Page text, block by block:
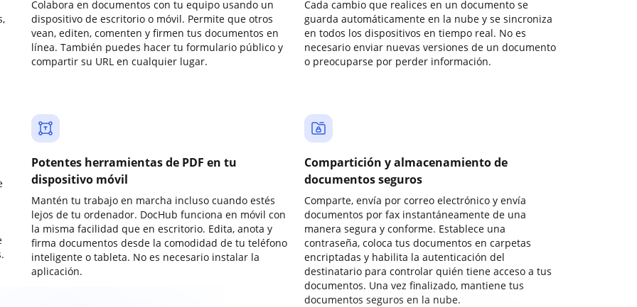
Colabora en documentos con tu equipo usando un
dispositivo de escritorio o móvil. Permite que otros
vean, editen, comenten y firmen tus documentos en
línea. También puedes hacer tu formulario público y
compartir su URL en cualquier lugar.
Cada cambio que realices en un documento se
guarda automáticamente en la nube y se sincroniza
en todos los dispositivos en tiempo real. No es
necesario enviar nuevas versiones de un documento
o preocuparse por perder información.
Potentes herramientas de PDF en tu
dispositivo móvil
Mantén tu trabajo en marcha incluso cuando estés
lejos de tu ordenador. DocHub funciona en móvil con
la misma facilidad que en escritorio. Edita, anota y
firma documentos desde la comodidad de tu teléfono
inteligente o tableta. No es necesario instalar la
aplicación.
Compartición y almacenamiento de
documentos seguros
Comparte, envía por correo electrónico y envía
documentos por fax instantáneamente de una
manera segura y conforme. Establece una
contraseña, coloca tus documentos en carpetas
encriptadas y habilita la autenticación del
destinatario para controlar quién tiene acceso a tus
documentos. Una vez finalizado, mantiene tus
documentos seguros en la nube.